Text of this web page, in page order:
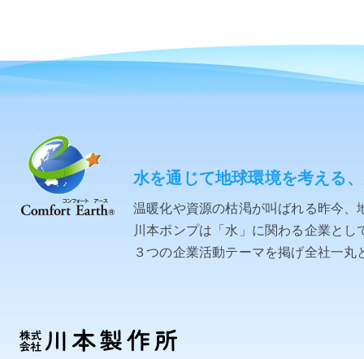
水を通じて地球環境を考える
温暖化や資源の枯渇が叫ばれる昨今
川本ポンプは「水」に関わる企業と
３つの企業活動テーマを掲げ全社一